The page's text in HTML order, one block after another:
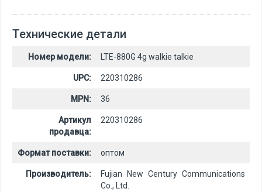
Технические детали
Номер модели: LTE-880G 4g walkie talkie
UPC: 220310286
MPN: 36
Артикул
продавца:
220310286
Формат поставки: оптом
Производитель:
Fujian New Century Communications
Co., Ltd.